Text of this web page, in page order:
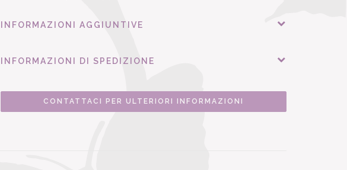
INFORMAZIONI AGGIUNTIVE
INFORMAZIONI DI SPEDIZIONE
CONTATTACI PER ULTERIORI INFORMAZIONI